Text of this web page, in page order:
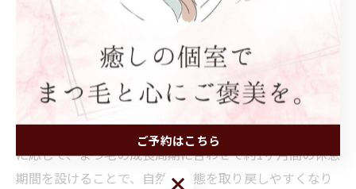
を見極めることが大切です。ダメージが強い場合は、し
ばらく施術を休み、まつ毛美容液などで補修ケアを優先
しましょう。
また、日常生活では摩擦や強いクレンジングを避け、ま
つ毛に負担をかけないようにすることが基本です。必要
に応じて、まつ毛の成長周期に合わせて約1ヶ月間の休息
期間を設けることで、自然な状態を取り戻しやすくなり
ご予約はこちら
ご予約はこちら